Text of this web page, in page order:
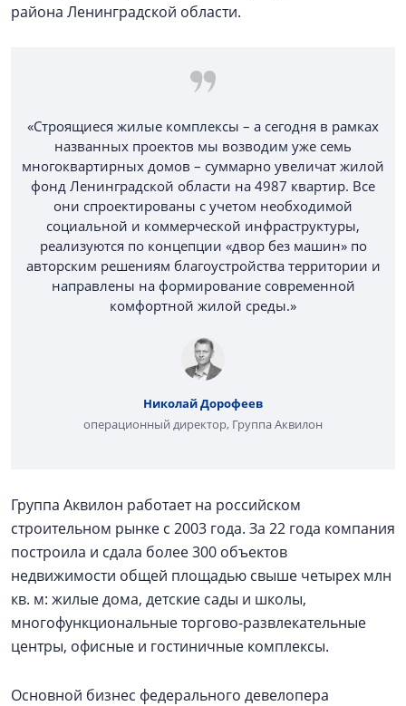
района Ленинградской области.
«Строящиеся жилые комплексы – а сегодня в рамках
названных проектов мы возводим уже семь
многоквартирных домов – суммарно увеличат жилой
фонд Ленинградской области на 4987 квартир. Все
они спроектированы с учетом необходимой
социальной и коммерческой инфраструктуры,
реализуются по концепции «двор без машин» по
авторским решениям благоустройства территории и
направлены на формирование современной
комфортной жилой среды.»
Николай Дорофеев
операционный директор, Группа Аквилон
Группа Аквилон работает на российском
строительном рынке с 2003 года. За 22 года компания
построила и сдала более 300 объектов
недвижимости общей площадью свыше четырех млн
кв. м: жилые дома, детские сады и школы,
многофункциональные торгово-развлекательные
центры, офисные и гостиничные комплексы.
Основной бизнес федерального девелопера